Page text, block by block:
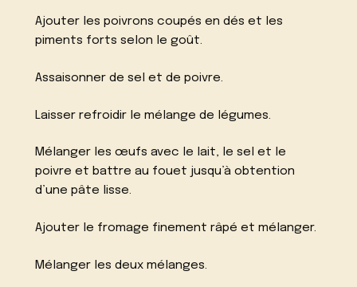
Ajouter les poivrons coupés en dés et les
piments forts selon le goût.
Assaisonner de sel et de poivre.
Laisser refroidir le mélange de légumes.
Mélanger les œufs avec le lait, le sel et le
poivre et battre au fouet jusqu’à obtention
d’une pâte lisse.
Ajouter le fromage finement râpé et mélanger.
Mélanger les deux mélanges.